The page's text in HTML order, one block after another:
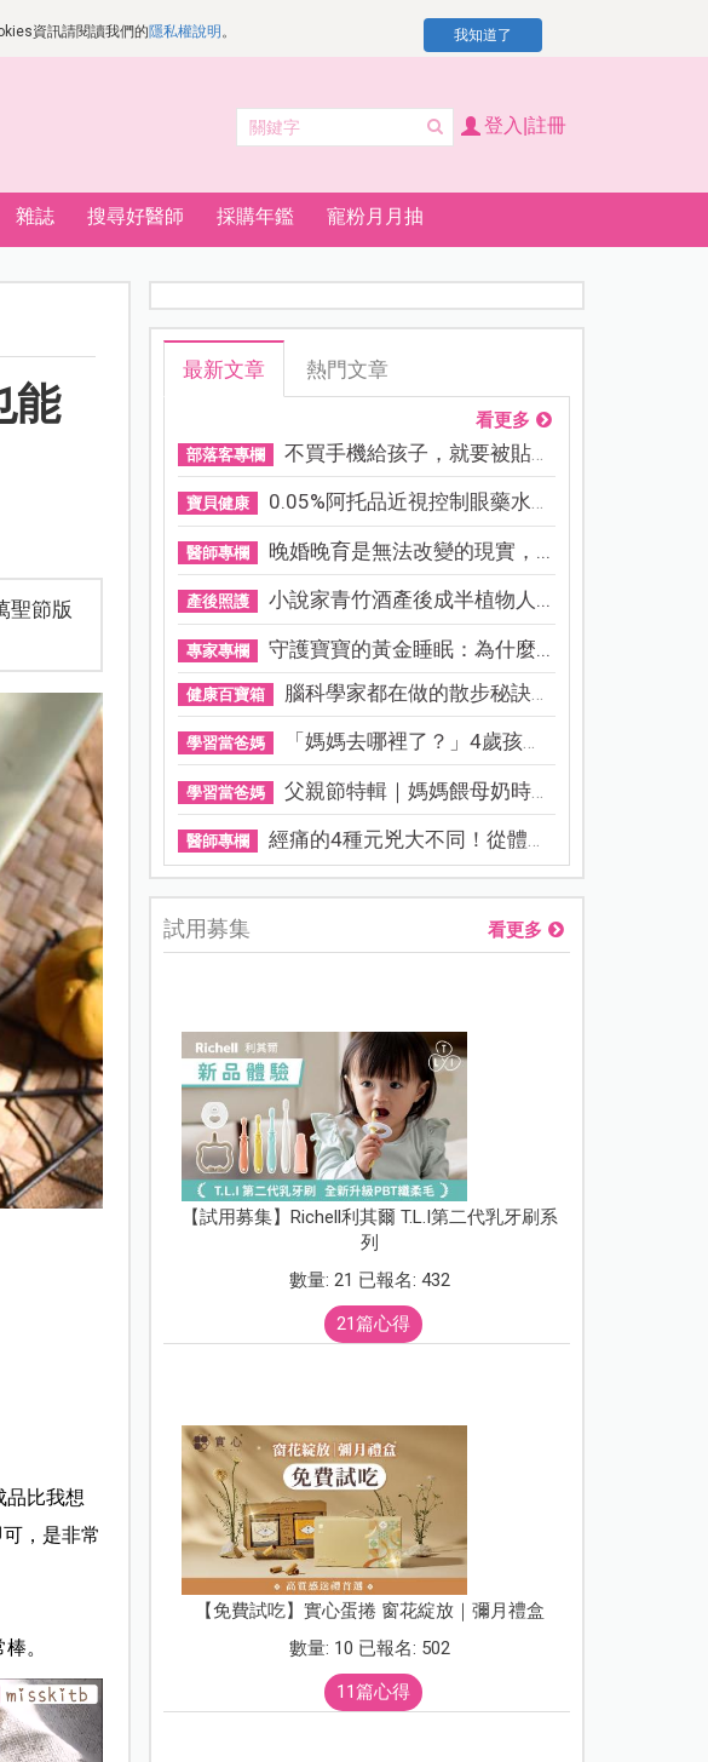
資訊請閱讀我們的隱私權說明 。 我知道了
登入|註冊
雜誌 搜尋好醫師 採購年鑑 寵粉月月抽
能
聖節版
品比我想
，是非常
。
最新文章 熱門文章
看更多
部落客專欄 不買手機給孩子，就要被貼「...
寶貝健康 0.05%阿托品近視控制眼藥水納...
醫師專欄 晚婚晚育是無法改變的現實，...
產後照護 小說家青竹酒產後成半植物人...
專家專欄 守護寶寶的黃金睡眠：為什麼...
健康百寶箱 腦科學家都在做的散步秘訣！...
學習當爸媽 「媽媽去哪裡了？」4歲孩子還...
學習當爸媽 父親節特輯｜媽媽餵母奶時，...
醫師專欄 經痛的4種元兇大不同！從體質...
試用募集 看更多
【試用募集】Richell利其爾 T.L.I第二代乳牙刷系
列
數量: 21 已報名: 432
21篇心得
【免費試吃】實心蛋捲 窗花綻放｜彌月禮盒
數量: 10 已報名: 502
11篇心得